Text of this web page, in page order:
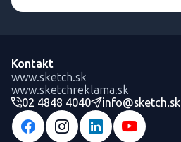
Kontakt
www.sketch.sk
www.sketchreklama.sk
02 4848 4040
info@sketch.sk